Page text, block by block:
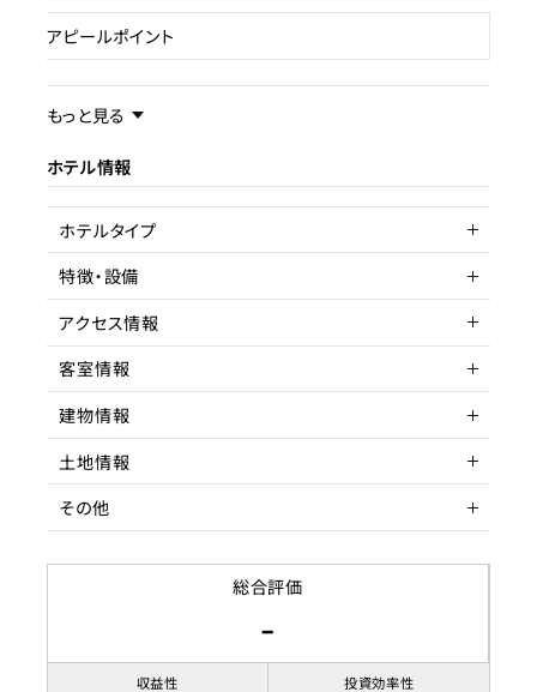
売却理由
ライセンス種類
民泊
現状
アピールポイント
事業内容／事業特徴
ターゲット層
客単価／客室単価
稼働率
もっと見る
ホテル情報
ホテルタイプ
ヴィラ サービスアパートメントホテル
特徴・設備
駅近
アクセス情報
所在地
東京都墨田区
アクセス
押上駅 徒歩
駅までの距離
10分以内
客室情報
客室数
1室
延床面積
間取り
3LDK
建物情報
階数
築年数
築年数不明
土地情報
土地権利
賃借権
用途地域
その他
賃料
総合評価
-
収益性 投資効率性